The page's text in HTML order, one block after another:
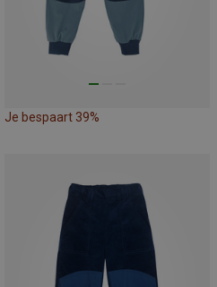
Je bespaart 39%